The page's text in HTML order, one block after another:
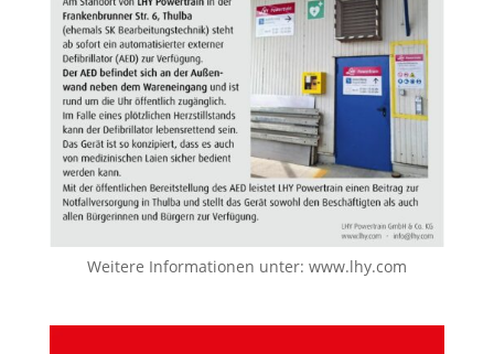
Weitere Informationen unter: www.lhy.com